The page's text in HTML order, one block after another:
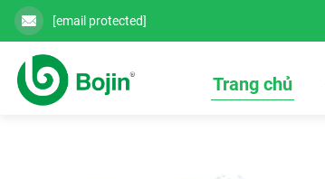
[email protected]
Trang chủ